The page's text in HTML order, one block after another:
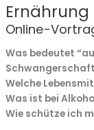
Online-
Was bedeutet
Welche
Was ist bei
Wie schütze ich